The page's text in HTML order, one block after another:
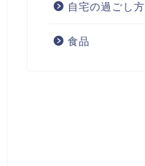
自宅の過ごし方
食品